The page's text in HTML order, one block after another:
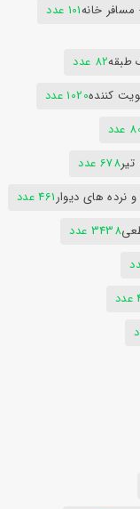
خانه101 عدد
طبقه82 عدد
کننده1020 عدد
عدد
678 عدد
نرده های دیوار461 عدد
3438 عدد